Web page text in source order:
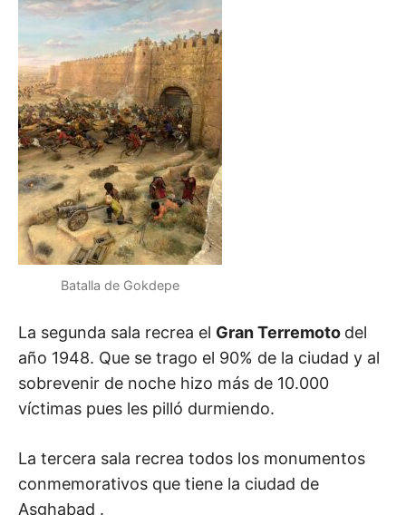
Batalla de Gokdepe
La segunda sala recrea el Gran Terremoto del
año 1948. Que se trago el 90% de la ciudad y al
sobrevenir de noche hizo más de 10.000
víctimas pues les pilló durmiendo.
La tercera sala recrea todos los monumentos
conmemorativos que tiene la ciudad de
Asghabad .